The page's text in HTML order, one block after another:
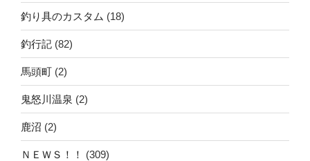
釣り具のカスタム (18)
釣行記 (82)
馬頭町 (2)
鬼怒川温泉 (2)
鹿沼 (2)
ＮＥＷＳ！！ (309)